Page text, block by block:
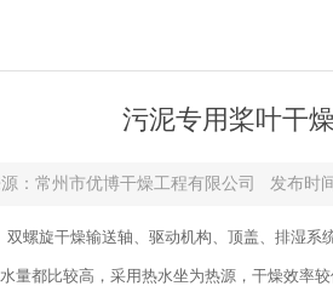
污泥专用桨叶干
：常州市优博干燥工程有限公司 发布时
螺旋干燥输送轴、驱动机构、顶盖、排湿
量都比较高，采用热水坐为热源，干燥效率